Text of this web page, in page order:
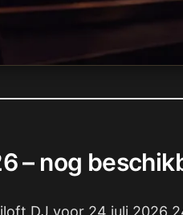
– nog
DJ voor 24 juli 2026